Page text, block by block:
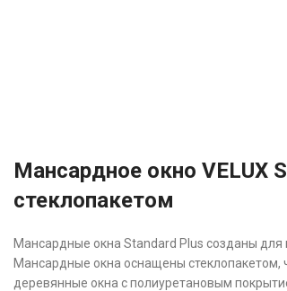
Мансардное окно VELUX
стеклопакетом
Мансардные окна Standard Plus созданы
Мансардные окна оснащены стеклопакетом,
деревянные окна с полиуретановым